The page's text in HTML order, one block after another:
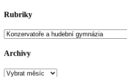
Rubriky
Rubriky
Archivy
Archivy